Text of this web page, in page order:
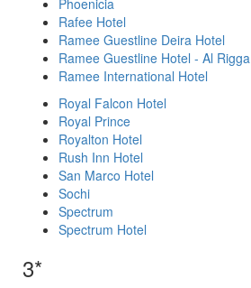
Phoenicia
Rafee Hotel
Ramee Guestline Deira Hotel
Ramee Guestline Hotel - Al Rigga
Ramee International Hotel
Royal Falcon Hotel
Royal Prince
Royalton Hotel
Rush Inn Hotel
San Marco Hotel
Sochi
Spectrum
Spectrum Hotel
3*